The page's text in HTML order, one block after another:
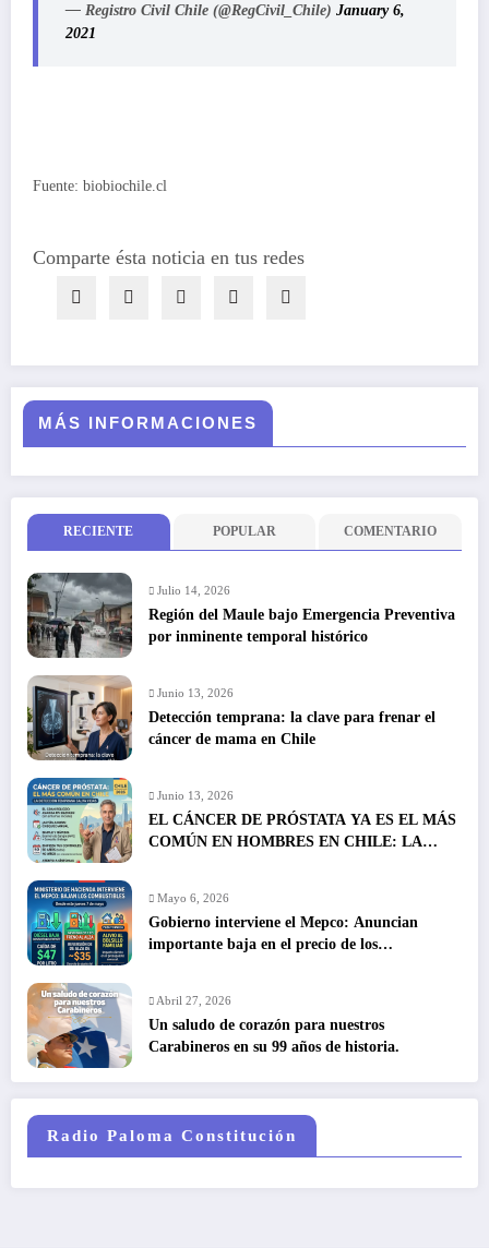
— Registro Civil Chile (@RegCivil_Chile) January 6,
2021
Fuente: biobiochile.cl
Comparte ésta noticia en tus redes
MÁS INFORMACIONES
RECIENTE POPULAR COMENTARIO
Julio 14, 2026
Región del Maule bajo Emergencia Preventiva
por inminente temporal histórico
Junio 13, 2026
Detección temprana: la clave para frenar el
cáncer de mama en Chile
Junio 13, 2026
EL CÁNCER DE PRÓSTATA YA ES EL MÁS
COMÚN EN HOMBRES EN CHILE: LA
Mayo 6, 2026
Gobierno interviene el Mepco: Anuncian
importante baja en el precio de los
Abril 27, 2026
Un saludo de corazón para nuestros
Carabineros en su 99 años de historia.
Radio Paloma Constitución